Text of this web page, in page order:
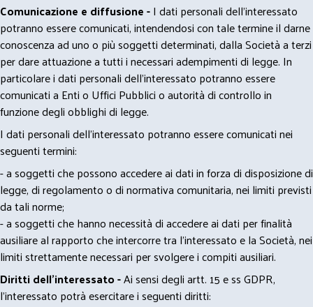
Comunicazione e diffusione -I dati personali dell’interessato
potranno essere comunicati, intendendosi con tale termine il darne
conoscenza ad uno o più soggetti determinati, dalla Società a terzi
per dare attuazione a tutti i necessari adempimenti di legge. In
particolare i dati personali dell’interessato potranno essere
comunicati a Enti o Uffici Pubblici o autorità di controllo in
funzione degli obblighi di legge.
I dati personali dell’interessato potranno essere comunicati nei
seguenti termini:
- a soggetti che possono accedere ai dati in forza di disposizione di
legge, di regolamento o di normativa comunitaria, nei limiti previsti
da tali norme;
- a soggetti che hanno necessità di accedere ai dati per finalità
ausiliare al rapporto che intercorre tra l’interessato e la Società, nei
limiti strettamente necessari per svolgere i compiti ausiliari.
Diritti dell’interessato -Ai sensi degli artt. 15 e ss GDPR,
l’interessato potrà esercitare i seguenti diritti: